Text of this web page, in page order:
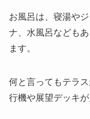
お風呂は、寝湯や
ナ、水風呂なども
ます。
何と言ってもテラ
行機や展望デッキが